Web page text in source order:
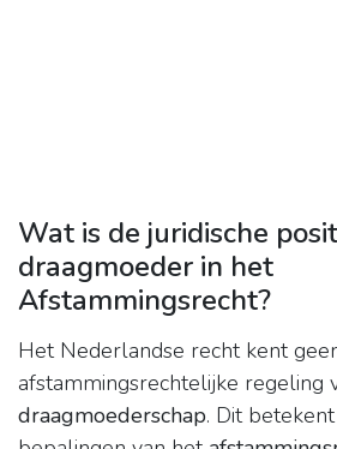
Wat is de juridische
draagmoeder in het
Afstammingsrecht?
Het Nederlandse recht kent
afstammingsrechtelijke regeling
draagmoederschap. Dit